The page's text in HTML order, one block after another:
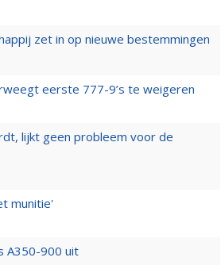
zet in op nieuwe bestemmingen
eerste 777-9’s te weigeren
lijkt geen probleem voor de
munitie'
A350-900 uit